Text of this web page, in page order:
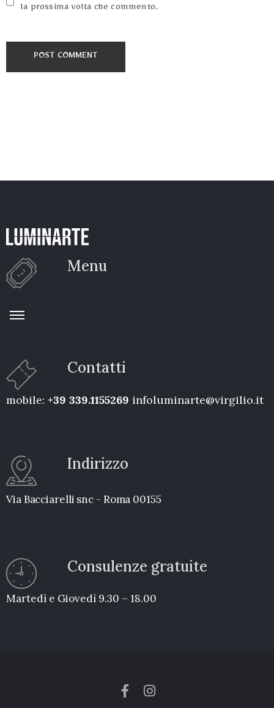
la prossima volta che commento.
Menu
Contatti
mobile: +39 339.1155269 infoluminarte@virgilio.it
Indirizzo
Via Bacciarelli snc - Roma 00155
Consulenze gratuite
Martedì e Giovedì 9.30 – 18.00